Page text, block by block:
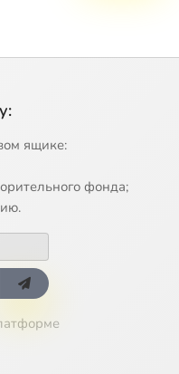
ящике:
фонда;